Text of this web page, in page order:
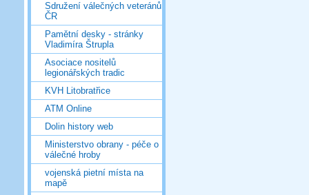
Sdružení válečných veteránů
ČR
Pamětní desky - stránky
Vladimíra Štrupla
Asociace nositelů
legionářských tradic
KVH Litobratřice
ATM Online
Dolin history web
Ministerstvo obrany - péče o
válečné hroby
vojenská pietní místa na
mapě